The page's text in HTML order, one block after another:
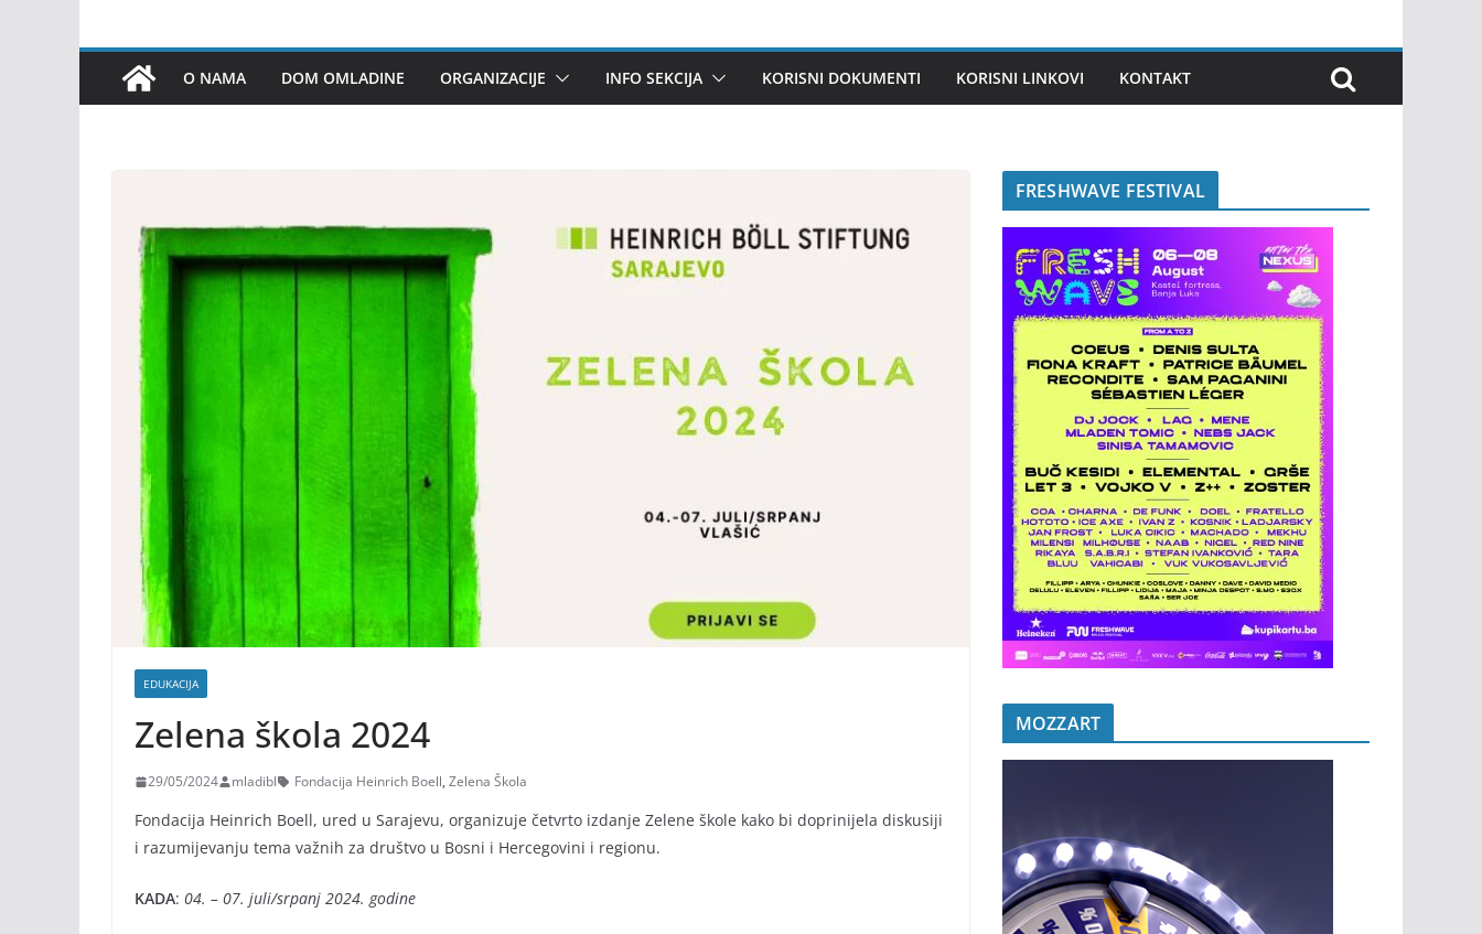
O NAMA DOM OMLADINE ORGANIZACIJE INFO SEKCIJA KORISNI DOKUMENTI KORISNI LINKOVI KONTAKT
EDUKACIJA
Zelena škola 2024
29/05/2024 mladibl Fondacija Heinrich Boell, Zelena Škola
Fondacija Heinrich Boell, ured u Sarajevu, organizuje četvrto izdanje Zelene škole kako bi doprinijela diskusiji
i razumijevanju tema važnih za društvo u Bosni i Hercegovini i regionu.
KADA: 04. – 07. juli/srpanj 2024. godine
FRESHWAVE FESTIVAL
MOZZART